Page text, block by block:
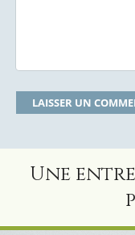
Une